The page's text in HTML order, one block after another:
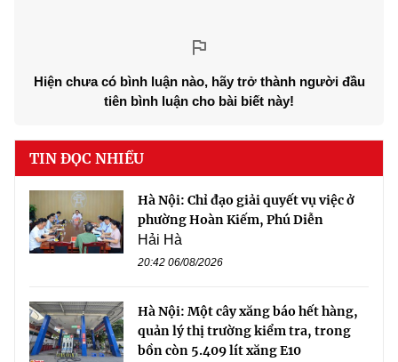
Hiện chưa có bình luận nào, hãy trở thành người đầu
tiên bình luận cho bài biết này!
TIN ĐỌC NHIỀU
Hà Nội: Chỉ đạo giải quyết vụ việc ở
phường Hoàn Kiếm, Phú Diễn
Hải Hà
20:42 06/08/2026
Hà Nội: Một cây xăng báo hết hàng,
quản lý thị trường kiểm tra, trong
bồn còn 5.409 lít xăng E10